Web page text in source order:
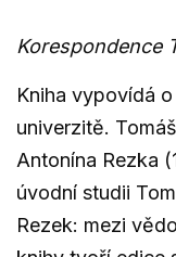
Korespondence
Kniha vypovídá
univerzitě.
Antonína Rezka
úvodní studii
Rezek: mezi